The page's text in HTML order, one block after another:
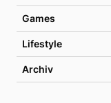
Games
Lifestyle
Archiv